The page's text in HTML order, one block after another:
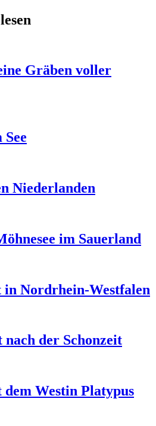
Gräben voller
Niederlanden
im Sauerland
in Nordrhein-Westfalen
der Schonzeit
Westin Platypus